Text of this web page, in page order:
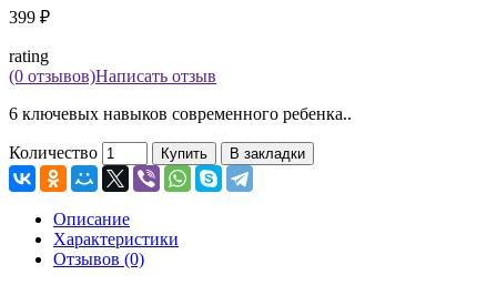
399 ₽
rating
(0 отзывов)Написать отзыв
6 ключевых навыков современного ребенка..
Количество Купить В закладки
Описание
Характеристики
Отзывов (0)